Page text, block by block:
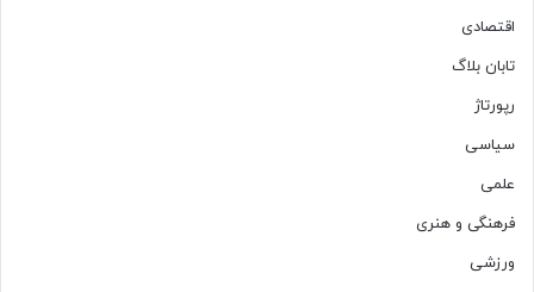
اقتصادی
تابان بلاگ
رپورتاژ
سیاسی
علمی
فرهنگی و هنری
ورزشی